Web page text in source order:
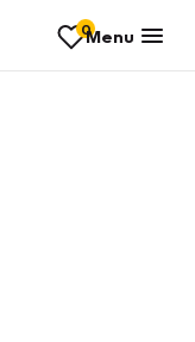
0Menu